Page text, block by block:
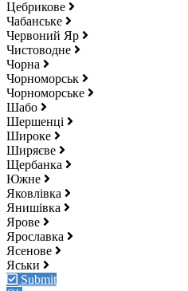
Цебрикове
Чабанське
Червоний Яр
Чистоводне
Чорна
Чорноморськ
Чорноморське
Шабо
Шершенці
Широке
Ширяєве
Щербанка
Южне
Яковлівка
Янишівка
Ярове
Ярославка
Ясенове
Яськи
Submit